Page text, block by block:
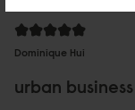
Dominique Hui
urban